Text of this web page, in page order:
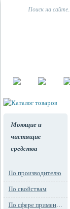
Моющие и
чистящие
средства
По производителю
По свойствам
По сфере применения